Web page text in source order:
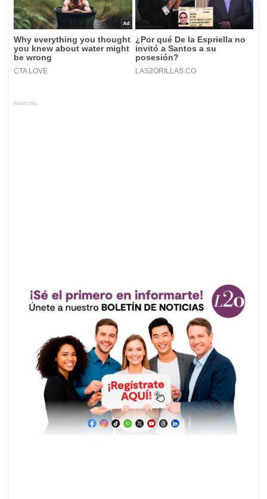
Anuncios.